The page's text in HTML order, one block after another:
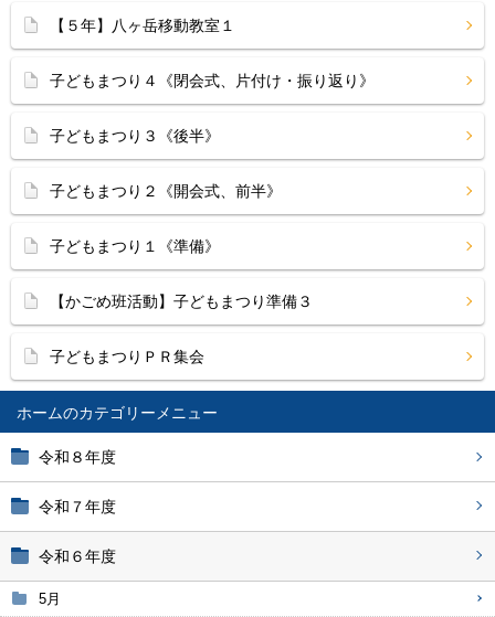
ホーム
令和８年度
令和７年度
令和６年度
5月
【５年】八ヶ岳移動教室１
子どもまつり４《閉会式、片付け・振り返り》
子どもまつり３《後半》
子どもまつり２《開会式、前半》
子どもまつり１《準備》
【かごめ班活動】子どもまつり準備３
子どもまつりＰＲ集会